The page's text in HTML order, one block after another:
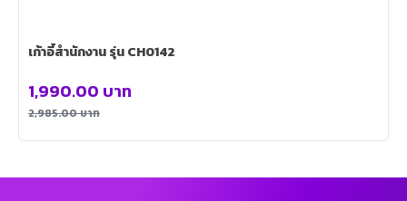
เก้าอี้สำนักงาน รุ่น CH0142
2,985.00บาท
1,990.00 บาท